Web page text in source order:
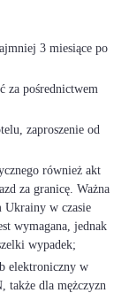
3 miesiące po
za pośrednictwem
zaproszenie od
również akt
za granicę. Ważna
Ukrainy w czasie
wymagana, jednak
wypadek;
elektroniczny w
także dla mężczyzn